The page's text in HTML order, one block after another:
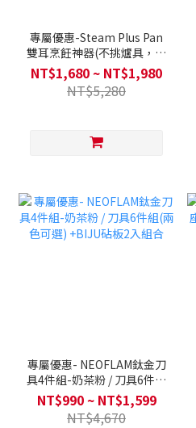
專屬優惠-Steam Plus Pan
雙耳烹飪神器(不挑爐具，瓦
斯爐電磁爐可用)&單柄烹飪
神器(僅適用瓦斯爐) 送烘焙
三件組+防燙夾
NT$1,680 ~ NT$1,980
NT$5,280
專屬優惠- NEOFLAM鈦金刀
具4件組-奶茶粉 / 刀具6件組
(兩色可選) +BIJU砧板2入組
合
NT$990 ~ NT$1,599
NT$4,670